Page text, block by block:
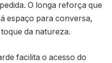
O longa reforça que
espaço para conversa,
da natureza.
facilita o acesso do